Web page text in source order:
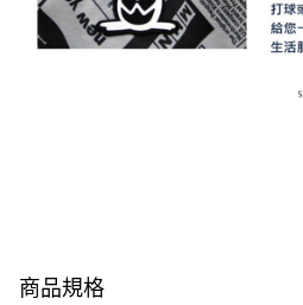
商品規格